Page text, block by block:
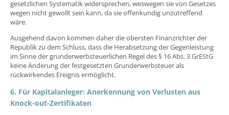
gesetzlichen Systematik widersprechen, weswegen sie von Gesetzes
wegen nicht gewollt sein kann, da sie offenkundig unzutreffend
wäre.
Ausgehend davon kommen daher die obersten Finanzrichter der
Republik zu dem Schluss, dass die Herabsetzung der Gegenleistung
im Sinne der grunderwerbsteuerlichen Regel des § 16 Abs. 3 GrEStG
keine Änderung der festgesetzten Grunderwerbsteuer als
rückwirkendes Ereignis ermöglicht.
6. Für Kapitalanleger: Anerkennung von Verlusten aus
Knock-out-Zertifikaten